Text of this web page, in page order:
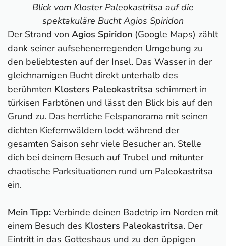
Blick vom Kloster Paleokastritsa auf die
spektakuläre Bucht Agios Spiridon
Der Strand von Agios Spiridon (Google Maps) zählt
dank seiner aufsehenerregenden Umgebung zu
den beliebtesten auf der Insel. Das Wasser in der
gleichnamigen Bucht direkt unterhalb des
berühmten Klosters Paleokastritsa schimmert in
türkisen Farbtönen und lässt den Blick bis auf den
Grund zu. Das herrliche Felspanorama mit seinen
dichten Kiefernwäldern lockt während der
gesamten Saison sehr viele Besucher an. Stelle
dich bei deinem Besuch auf Trubel und mitunter
chaotische Parksituationen rund um Paleokastritsa
ein.
Mein Tipp: Verbinde deinen Badetrip im Norden mit
einem Besuch des Klosters Paleokastritsa. Der
Eintritt in das Gotteshaus und zu den üppigen